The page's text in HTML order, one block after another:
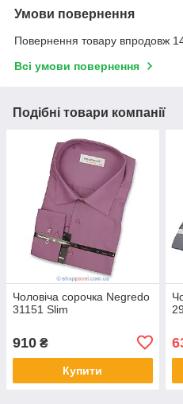
Умови повернення
Повернення товару впродовж
Всі умови повернення
Подібні товари компанії
Чоловіча сорочка Negredo
31151 Slim
910 ₴
Купити